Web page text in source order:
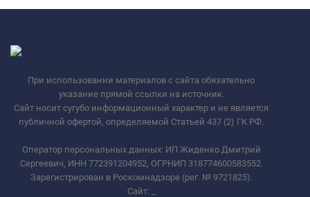
При использовании материалов с сайта обязательно
указание прямой ссылки на источник.
Сайт носит сугубо информационный характер и не является
публичной офертой, определяемой Статьей 437 (2) ГК РФ.
Оператор персональных данных: ИП Жиденко Дмитрий
Сергеевич, ИНН 772391204952, ОГРНИП 318774600583552.
Зарегистрирован в Роскомнадзоре (рег. № 9721825).
Сайт: